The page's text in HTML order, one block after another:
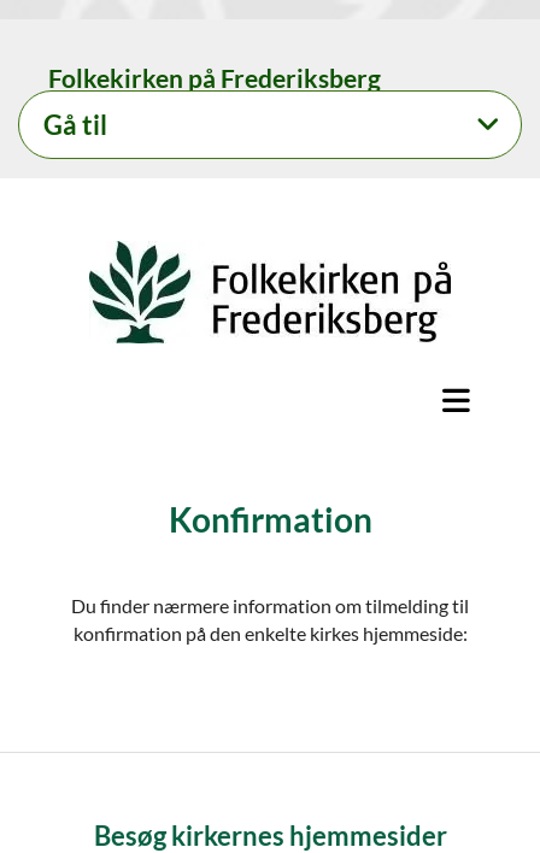
Folkekirken på Frederiksberg
Gå til
Konfirmation
Du finder nærmere information om tilmelding til
konfirmation på den enkelte kirkes hjemmeside:
Besøg kirkernes hjemmesider